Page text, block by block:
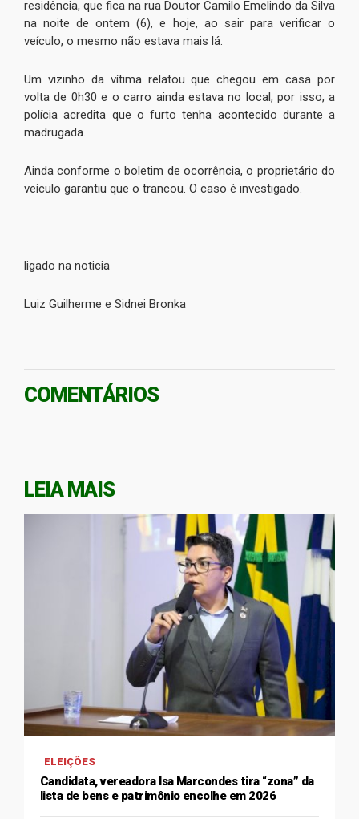
residência, que fica na rua Doutor Camilo Emelindo da Silva
na noite de ontem (6), e hoje, ao sair para verificar o
veículo, o mesmo não estava mais lá.
Um vizinho da vítima relatou que chegou em casa por
volta de 0h30 e o carro ainda estava no local, por isso, a
polícia acredita que o furto tenha acontecido durante a
madrugada.
Ainda conforme o boletim de ocorrência, o proprietário do
veículo garantiu que o trancou. O caso é investigado.
ligado na noticia
Luiz Guilherme e Sidnei Bronka
COMENTÁRIOS
LEIA MAIS
ELEIÇÕES
Candidata, vereadora Isa Marcondes tira “zona” da
lista de bens e patrimônio encolhe em 2026